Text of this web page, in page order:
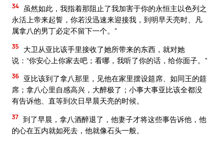
34 虽然如此，我指着那阻止了我加害于你的永恒主以色列之
永活上帝来起誓，你若没迅速来迎接我，到明早天亮时、凡
属拿八的男丁必定不留下一个。”
35
大卫从亚比该手里接收了她所带来的东西，就对她
说：“你安心上你家去吧；看哪，我听了你的话，给你面子。”
36 亚比该到了拿八那里，见他在家里摆设筵席、如同王的筵
席；拿八心里自感高兴，大醉极了；小事大事亚比该全都没
有告诉他、直等到次日早晨天亮的时候。
37 到了早晨，拿八酒醉退了，他妻子才将这些事告诉他，他
的心在五内就如死去，他就像石头一般。